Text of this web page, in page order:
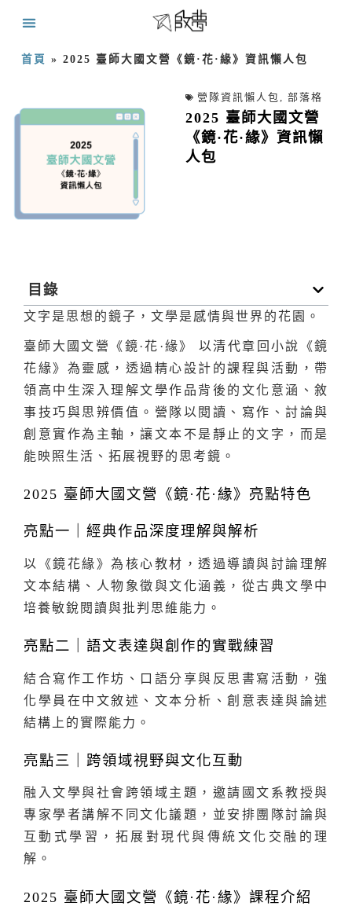
首頁 » 2025 臺師大國文營《鏡·花·緣》資訊懶人包
營隊資訊懶人包,部落格
2025 臺師大國文營
《鏡·花·緣》資訊懶
人包
目錄
文字是思想的鏡子，文學是感情與世界的花園。
臺師大國文營《鏡·花·緣》 以清代章回小說《鏡
花緣》為靈感，透過精心設計的課程與活動，帶
領高中生深入理解文學作品背後的文化意涵、敘
事技巧與思辨價值。營隊以閱讀、寫作、討論與
創意實作為主軸，讓文本不是靜止的文字，而是
能映照生活、拓展視野的思考鏡。
2025 臺師大國文營《鏡·花·緣》亮點特色
亮點一｜經典作品深度理解與解析
以《鏡花緣》為核心教材，透過導讀與討論理解
文本結構、人物象徵與文化涵義，從古典文學中
培養敏銳閱讀與批判思維能力。
亮點二｜語文表達與創作的實戰練習
結合寫作工作坊、口語分享與反思書寫活動，強
化學員在中文敘述、文本分析、創意表達與論述
結構上的實際能力。
亮點三｜跨領域視野與文化互動
融入文學與社會跨領域主題，邀請國文系教授與
專家學者講解不同文化議題，並安排團隊討論與
互動式學習，拓展對現代與傳統文化交融的理
解。
2025 臺師大國文營《鏡·花·緣》課程介紹